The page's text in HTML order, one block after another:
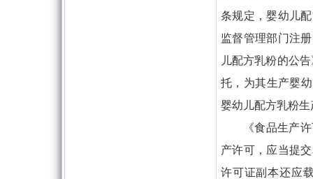
条规定，婴幼儿
监督管理部门注
儿配方乳粉的公
托，为其生产婴
婴幼儿配方乳粉
《食品生产
产许可，应当提
许可证副本还应